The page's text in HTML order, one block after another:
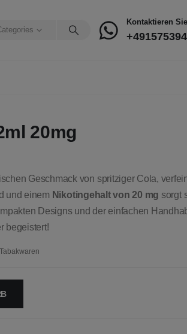
Kontaktieren
20mg
Geschmack von spritziger Cola,
und einem Nikotingehalt von 20 mg sorgt
Designs und der einfachen
begeistert!